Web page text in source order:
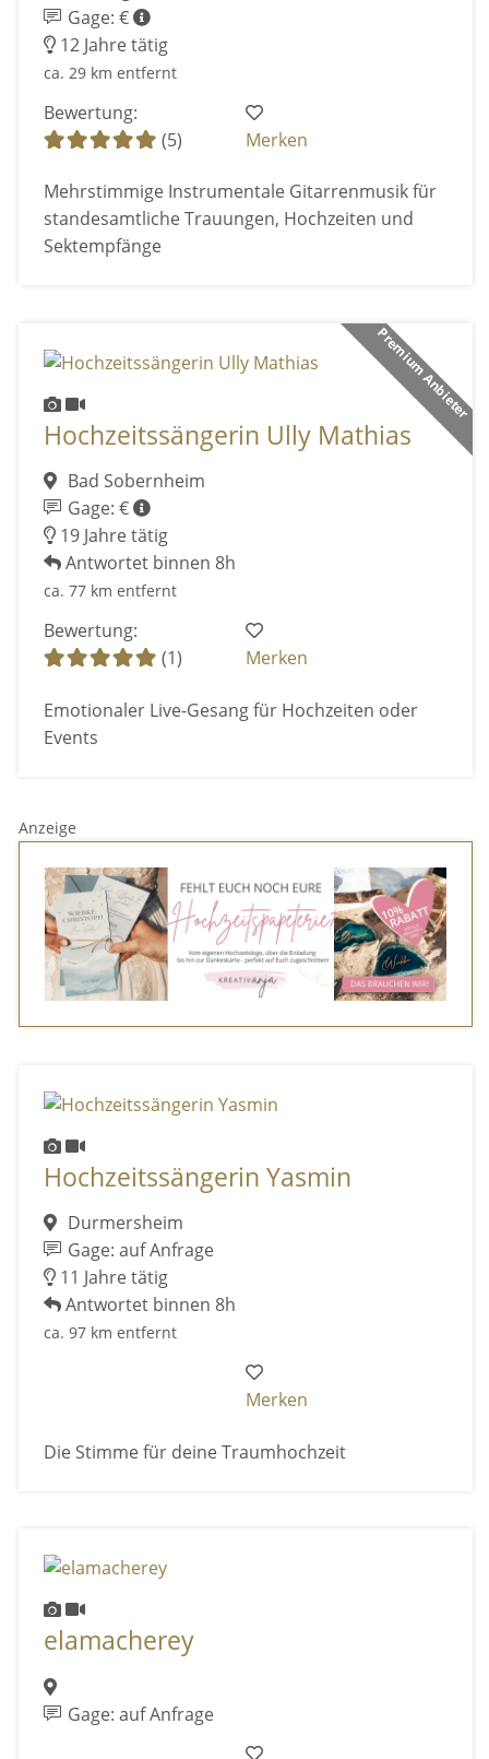
Gage: €
12 Jahre tätig
ca. 29 km entfernt
Bewertung:
(5)
Merken
Mehrstimmige Instrumentale Gitarrenmusik für
standesamtliche Trauungen, Hochzeiten und
Sektempfänge
Premium Anbieter
Hochzeitssängerin Ully Mathias
Bad Sobernheim
Gage: €
19 Jahre tätig
Antwortet binnen 8h
ca. 77 km entfernt
Bewertung:
(1)
Merken
Emotionaler Live-Gesang für Hochzeiten oder
Events
Anzeige
Hochzeitssängerin Yasmin
Durmersheim
Gage: auf Anfrage
11 Jahre tätig
Antwortet binnen 8h
ca. 97 km entfernt
Merken
Die Stimme für deine Traumhochzeit
elamacherey
Gage: auf Anfrage